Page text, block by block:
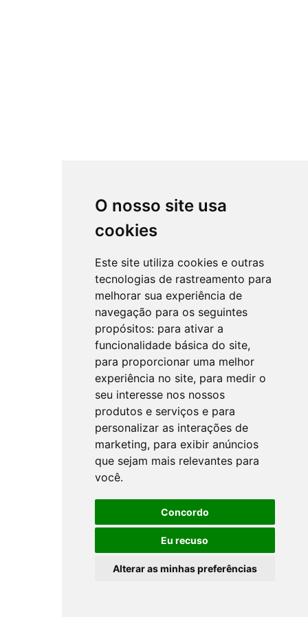
O nosso site usa
cookies
Este site utiliza cookies e outras
tecnologias de rastreamento para
melhorar sua experiência de
navegação para os seguintes
propósitos: para ativar a
funcionalidade básica do site,
para proporcionar uma melhor
experiência no site, para medir o
seu interesse nos nossos
produtos e serviços e para
personalizar as interações de
marketing, para exibir anúncios
que sejam mais relevantes para
você.
Concordo
Eu recuso
Alterar as minhas preferências